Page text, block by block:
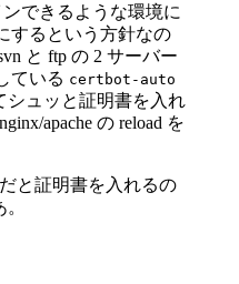
できるような環境に
するという方針なの
と ftp の 2 サーバー
ている certbot-auto
シュッと証明書を入れ
apache の reload を
と証明書を入れるの